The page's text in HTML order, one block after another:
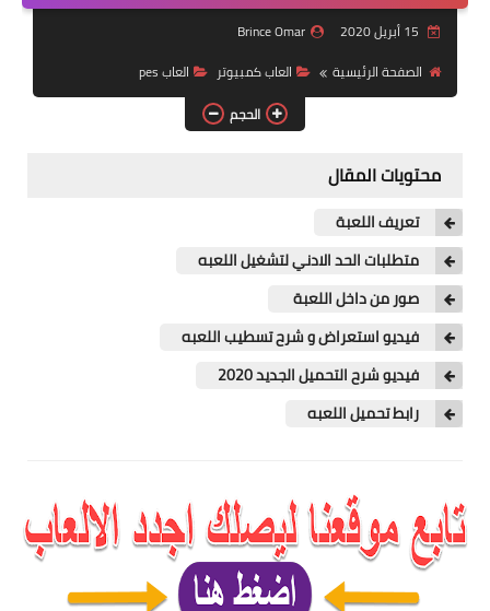
العاب pes
العاب psp
Brince Omar
الصفحة الرئيسية
العاب كمبيوتر
العاب pes
الحجم
محتويات المقال
تعريف اللعبة
متطلبات الحد الادني لتشغيل اللعبه
صور من داخل اللعبة
فيديو استعراض و شرح تسطيب اللعبه
فيديو شرح التحميل الجديد 2020
رابط تحميل اللعبه